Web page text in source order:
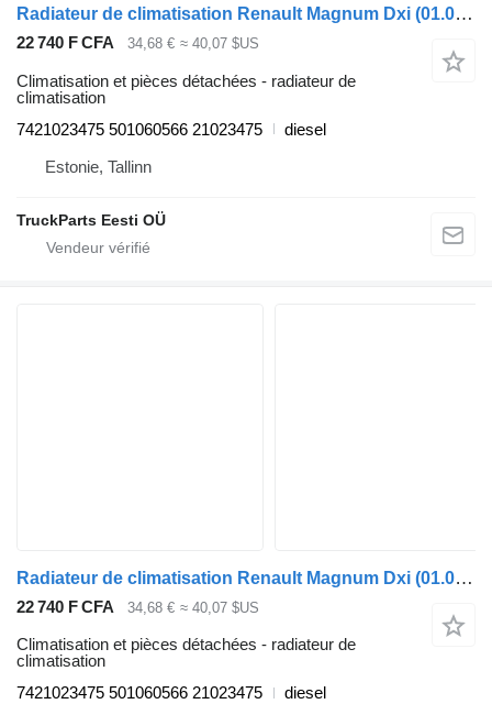
Radiateur de climatisation Renault Magnum Dxi (01.05-12.13) 7421023475 pour tracteur routier Renault Magnum (1990-2014)
22 740 F CFA 34,68 € ≈ 40,07 $US
Climatisation et pièces détachées - radiateur de
climatisation
7421023475 501060566 21023475
diesel
Estonie, Tallinn
TruckParts Eesti OÜ
Radiateur de climatisation Renault Magnum Dxi (01.05-12.13) 7421023475 pour tracteur routier Renault Magnum (1990-2014)
22 740 F CFA 34,68 € ≈ 40,07 $US
Climatisation et pièces détachées - radiateur de
climatisation
7421023475 501060566 21023475
diesel